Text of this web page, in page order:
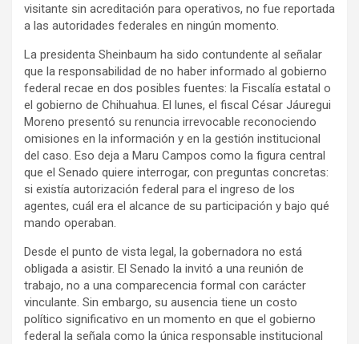
visitante sin acreditación para operativos, no fue reportada
a las autoridades federales en ningún momento.
La presidenta Sheinbaum ha sido contundente al señalar
que la responsabilidad de no haber informado al gobierno
federal recae en dos posibles fuentes: la Fiscalía estatal o
el gobierno de Chihuahua. El lunes, el fiscal César Jáuregui
Moreno presentó su renuncia irrevocable reconociendo
omisiones en la información y en la gestión institucional
del caso. Eso deja a Maru Campos como la figura central
que el Senado quiere interrogar, con preguntas concretas:
si existía autorización federal para el ingreso de los
agentes, cuál era el alcance de su participación y bajo qué
mando operaban.
Desde el punto de vista legal, la gobernadora no está
obligada a asistir. El Senado la invitó a una reunión de
trabajo, no a una comparecencia formal con carácter
vinculante. Sin embargo, su ausencia tiene un costo
político significativo en un momento en que el gobierno
federal la señala como la única responsable institucional